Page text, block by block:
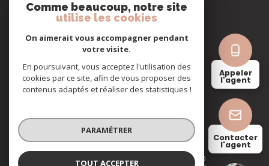
Appeler
l'agent
Contacter
l'agent
Nos honoraires
Cookies
© 2026 | Tous droits réservés
Réalisé par
Comme beaucoup, notre site
utilise les cookies
On aimerait vous accompagner pendant
votre visite.
En poursuivant, vous acceptez l'utilisation des
cookies par ce site, afin de vous proposer des
contenus adaptés et réaliser des statistiques !
PARAMÉTRER
TOUT ACCEPTER